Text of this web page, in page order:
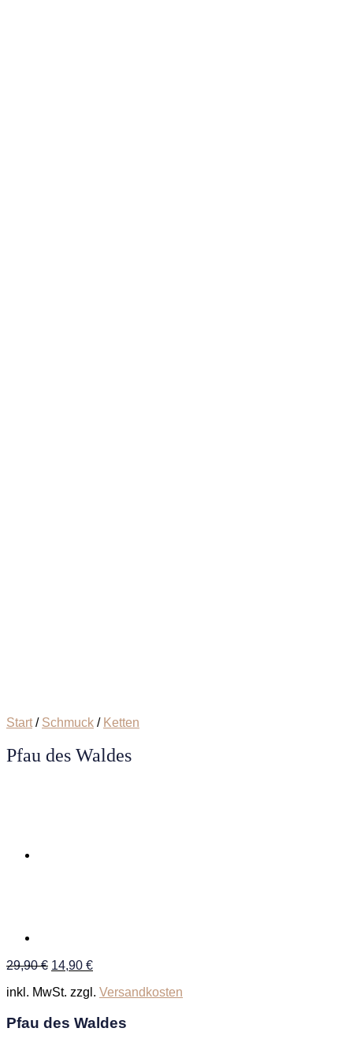
Start / Schmuck / Ketten
Pfau des Waldes
29,90€ Ursprünglicher
war:
14,90 €Aktueller
ist:
inkl. MwSt. zzgl. Versandkosten
Pfau des Waldes